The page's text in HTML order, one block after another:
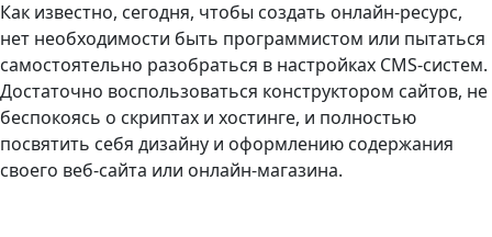
Как известно, сегодня, чтобы создать онлайн-ресурс,
нет необходимости быть программистом или пытаться
самостоятельно разобраться в настройках CMS-систем.
Достаточно воспользоваться конструктором сайтов, не
беспокоясь о скриптах и хостинге, и полностью
посвятить себя дизайну и оформлению содержания
своего веб-сайта или онлайн-магазина.